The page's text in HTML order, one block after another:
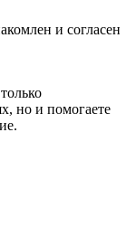
и согласен
но и помогаете